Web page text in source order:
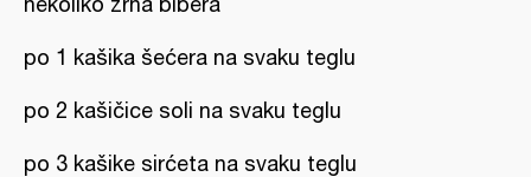
po 1 kašika šećera na svaku teglu
po 2 kašičice soli na svaku teglu
po 3 kašike sirćeta na svaku teglu